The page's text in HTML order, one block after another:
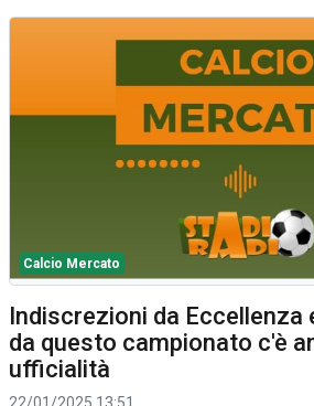
Calcio Mercato
Indiscrezioni da Eccellenza
da questo campionato c'è
ufficialità